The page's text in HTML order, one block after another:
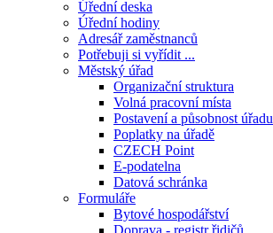
Úřední deska
Úřední hodiny
Adresář zaměstnanců
Potřebuji si vyřídit ...
Městský úřad
Organizační struktura
Volná pracovní místa
Postavení a působnost úřadu
Poplatky na úřadě
CZECH Point
E-podatelna
Datová schránka
Formuláře
Bytové hospodářství
Doprava - registr řidičů